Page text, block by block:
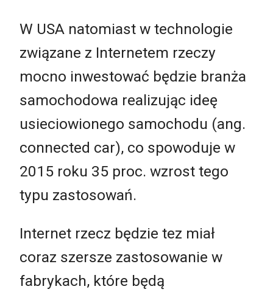
W USA natomiast w technologie
związane z Internetem rzeczy
mocno inwestować będzie branża
samochodowa realizując ideę
usieciowionego samochodu (ang.
connected car), co spowoduje w
2015 roku 35 proc. wzrost tego
typu zastosowań.
Internet rzecz będzie tez miał
coraz szersze zastosowanie w
fabrykach, które będą